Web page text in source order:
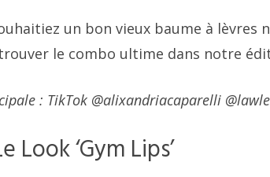
un bon vieux baume à
le combo ultime dans notre
: TikTok @alixandriacaparelli
Look ‘Gym Lips’